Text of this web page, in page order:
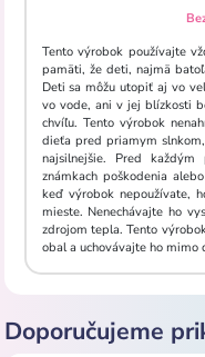
Tento výrobok používajte
pamäti, že deti, najmä
Deti sa môžu utopiť aj vo
vo vode, ani v jej blízkosti
chvíľu. Tento výrobok
dieťa pred priamym
najsilnejšie. Pred
známkach poškodenia
keď výrobok nepoužívate,
mieste. Nenechávajte ho
zdrojom tepla. Tento
obal a uchovávajte ho mimo
Doporučujeme